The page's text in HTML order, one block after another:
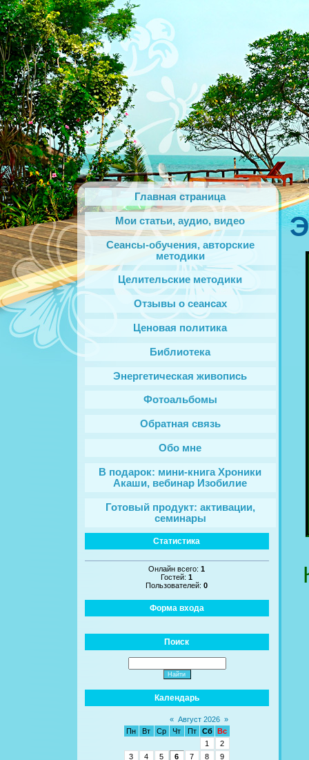
Главная страница
Мои статьи, аудио, видео
Сеансы-обучения, авторские
методики
Целительские методики
Отзывы о сеансах
Ценовая политика
Библиотека
Энергетическая живопись
Фотоальбомы
Обратная связь
Обо мне
В подарок: мини-книга Хроники
Акаши, вебинар Изобилие
Готовый продукт: активации,
семинары
Статистика
Онлайн всего:1
Гостей:1
Пользователей:0
Форма входа
Поиск
Календарь
« Август 2026 »
Пн
Вт Ср Чт Пт Сб
Вс
1
2
3
4 5 6 7 8
9